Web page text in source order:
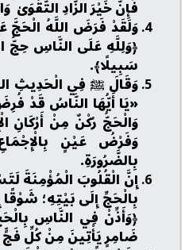
فَإِنَّ خَيْرَ الزَّادِ التَّقْوَىٰ
وَلَقَدْ فَرَضَ اللَّهُ الْحَجَّ
﴿وَلِلَّهِ عَلَى النَّاسِ حِجُّ
سَبِيلًا﴾.
وَقَالَ ﷺ فِي الْحَدِيثِ
«يَا أَيُّهَا النَّاسُ قَدْ
وَالْحَجُّ رُكْنٌ مِنْ أَرْكَانِ
وَفَرْضُ عَيْنٍ
بِالضَّرُورَةِ.
إِنَّ الْقُلُوبَ الْمُؤْمِنَةَ
بِالْحَجِّ إِلَى بَيْتِهِ؛
﴿وَأَذِّنْ فِي النَّاسِ
ضَامِرٍ يَأْتِينَ مِنْ كُلِّ